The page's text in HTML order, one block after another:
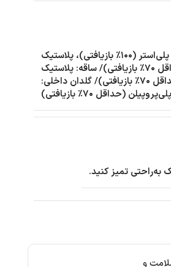
و
برگ: ۱۰۰٪ پلی‌استر (۱۰۰٪ بازیافتی)، پلاستیک
پلی‌اتیلن (حداقل ۷۰٪ بازیافتی)/ ساقه: پلاستیک
پلی‌اتیلن (حداقل ۷۰٪ بازیافتی)/ گلدان داخلی:
(حداقل ۷۰٪ بازیافتی)
تمیز کنید.